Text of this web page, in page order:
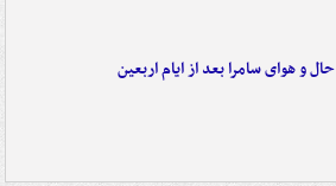
حال و هوای سامرا بعد از ایام اربعین